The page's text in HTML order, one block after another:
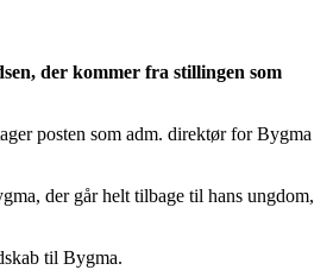
der kommer fra stillingen som
posten som adm. direktør for Bygma
der går helt tilbage til hans ungdom,
til Bygma.